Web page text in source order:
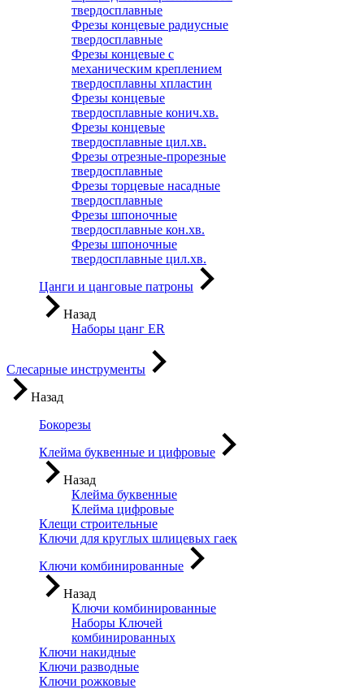
твердосплавные
Фрезы концевые радиусные
твердосплавные
Фрезы концевые с
механическим креплением
твердосплавны хпластин
Фрезы концевые
твердосплавные конич.хв.
Фрезы концевые
твердосплавные цил.хв.
Фрезы отрезные-прорезные
твердосплавные
Фрезы торцевые насадные
твердосплавные
Фрезы шпоночные
твердосплавные кон.хв.
Фрезы шпоночные
твердосплавные цил.хв.
Цанги и цанговые патроны
Назад
Наборы цанг ER
Слесарные инструменты
Назад
Бокорезы
Клейма буквенные и цифровые
Назад
Клейма буквенные
Клейма цифровые
Клещи строительные
Ключи для круглых шлицевых гаек
Ключи комбинированные
Назад
Ключи комбинированные
Наборы Ключей
комбинированных
Ключи накидные
Ключи разводные
Ключи рожковые